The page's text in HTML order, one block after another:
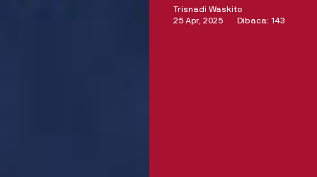
Trisnadi Waskito
25 Apr, 2025
Dibaca: 143